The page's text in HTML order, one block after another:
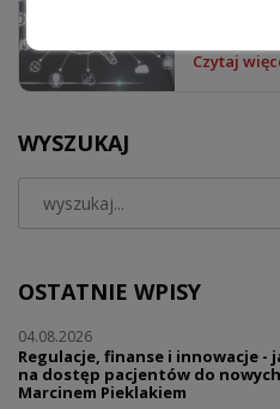
Czytaj
WYSZUKAJ
OSTATNIE WPISY
04.08.2026
Regulacje, finanse i innowacje -
na dostęp pacjentów do
Marcinem Pieklakiem